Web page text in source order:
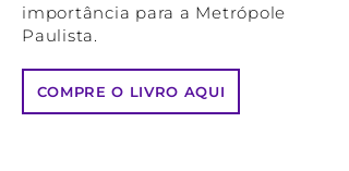
importância para a Metrópole
Paulista.
COMPRE O LIVRO AQUI